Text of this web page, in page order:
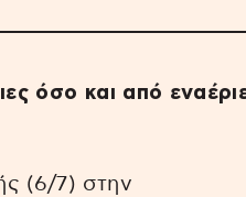
όσο και από
(6/7) στην